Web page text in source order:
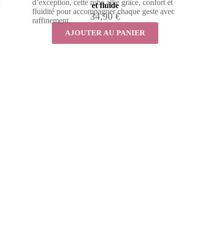
et fluide
d’exception, cette robe allie grâce, confort et
fluidité pour accompagner chaque geste avec
raffinement.
34,90 €
AJOUTER AU PANIER